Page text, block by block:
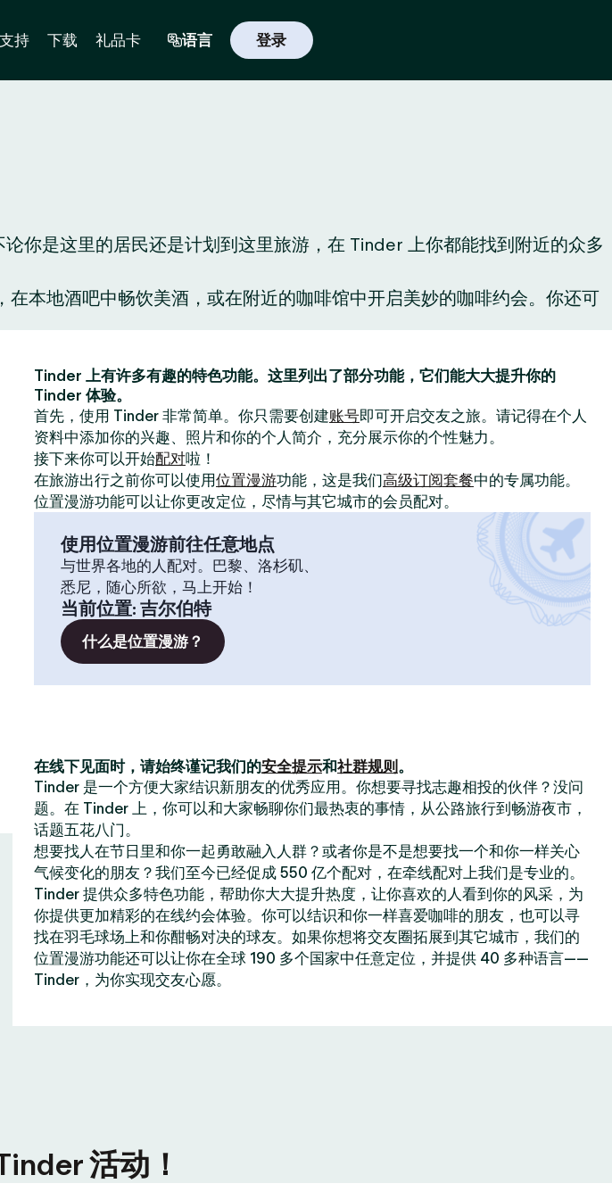
支持 下载 礼品卡 语言 登录
你是这里的居民还是计划到这里旅游，在 Tinder 上你都能找到附近的众多
本地酒吧中畅饮美酒，或在附近的咖啡馆中开启美妙的咖啡约会。你还可
Tinder 上有许多有趣的特色功能。这里列出了部分功能，它们能大大提升你的
Tinder 体验。
首先，使用 Tinder 非常简单。你只需要创建账号即可开启交友之旅。请记得在个人
资料中添加你的兴趣、照片和你的个人简介，充分展示你的个性魅力。
接下来你可以开始配对啦！
在旅游出行之前你可以使用位置漫游功能，这是我们高级订阅套餐中的专属功能。
位置漫游功能可以让你更改定位，尽情与其它城市的会员配对。
使用位置漫游前往任意地点
与世界各地的人配对。巴黎、洛杉矶、
悉尼，随心所欲，马上开始！
当前位置: 吉尔伯特
什么是位置漫游？
在线下见面时，请始终谨记我们的安全提示和社群规则 。
Tinder 是一个方便大家结识新朋友的优秀应用。你想要寻找志趣相投的伙伴？没问
题。在 Tinder 上，你可以和大家畅聊你们最热衷的事情，从公路旅行到畅游夜市，
话题五花八门。
想要找人在节日里和你一起勇敢融入人群？或者你是不是想要找一个和你一样关心
气候变化的朋友？我们至今已经促成 550 亿个配对，在牵线配对上我们是专业的。
Tinder 提供众多特色功能，帮助你大大提升热度，让你喜欢的人看到你的风采，为
你提供更加精彩的在线约会体验。你可以结识和你一样喜爱咖啡的朋友，也可以寻
找在羽毛球场上和你酣畅对决的球友。如果你想将交友圈拓展到其它城市，我们的
位置漫游功能还可以让你在全球 190 多个国家中任意定位，并提供 40 多种语言——
Tinder，为你实现交友心愿。
活动！